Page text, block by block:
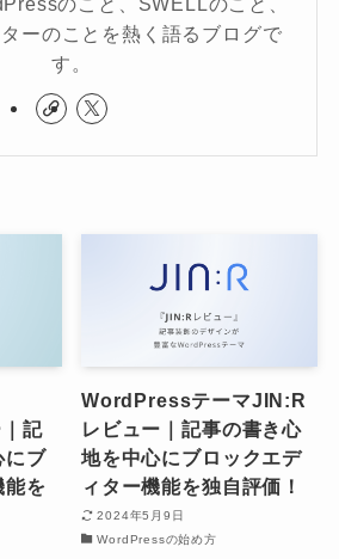
ーのことを熱く語るブログで
す。
記
にブ
能を
WordPressテーマJIN:R
レビュー｜記事の書き心
地を中心にブロックエデ
ィター機能を独自評価！
2024年5月9日
WordPressの始め方